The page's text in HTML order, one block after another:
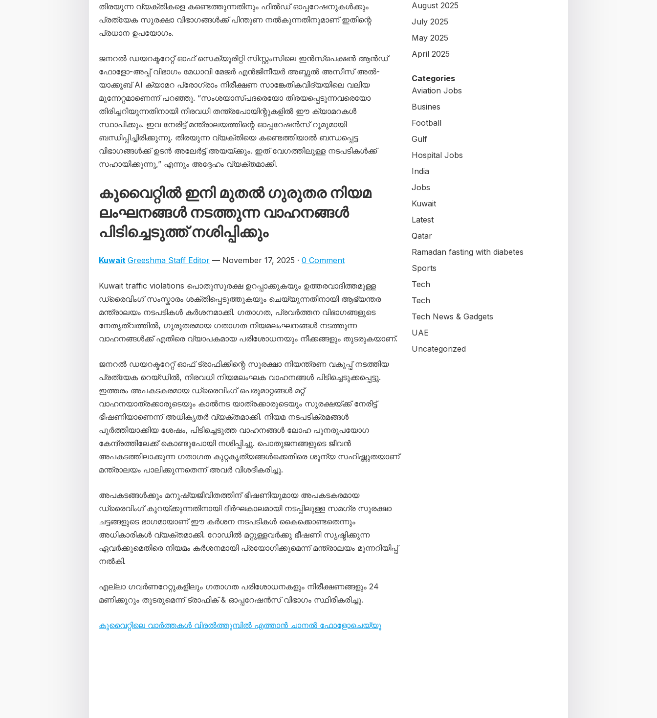
തിരയുന്ന വ്യക്തികളെ കണ്ടെത്തുന്നതിനും ഫീൽഡ് ഓപ്പറേഷനുകൾക്കും
പ്രത്യേക സുരക്ഷാ വിഭാഗങ്ങൾക്ക് പിന്തുണ നൽകുന്നതിനുമാണ് ഇതിന്റെ
പ്രധാന ഉപയോഗം.
ജനറൽ ഡയറക്ടറേറ്റ് ഓഫ് സെക്യൂരിറ്റി സിസ്റ്റംസിലെ ഇൻസ്പെക്ഷൻ ആൻഡ്
ഫോളോ-അപ്പ് വിഭാഗം മേധാവി മേജർ എൻജിനീയർ അബ്ദുൽ അസീസ് അൽ-
യാക്കൂബ് AI ക്യാമറ പ്രോഗ്രാം നിരീക്ഷണ സാങ്കേതികവിദ്യയിലെ വലിയ
മുന്നേറ്റമാണെന്ന് പറഞ്ഞു. “സംശയാസ്പദരെയോ തിരയപ്പെടുന്നവരെയോ
തിരിച്ചറിയുന്നതിനായി നിരവധി തന്ത്രപോയിന്റുകളിൽ ഈ ക്യാമറകൾ
സ്ഥാപിക്കും. ഇവ നേരിട്ട് മന്ത്രാലയത്തിന്റെ ഓപ്പറേഷൻസ് റൂമുമായി
ബന്ധിപ്പിച്ചിരിക്കുന്നു. തിരയുന്ന വ്യക്തിയെ കണ്ടെത്തിയാൽ ബന്ധപ്പെട്ട
വിഭാഗങ്ങൾക്ക് ഉടൻ അലേർട്ട് അയയ്ക്കും. ഇത് വേഗത്തിലുള്ള നടപടികൾക്ക്
സഹായിക്കുന്നു,” എന്നും അദ്ദേഹം വ്യക്തമാക്കി.
കുവൈറ്റിൽ ഇനി മുതൽ ​ഗുരുതര നിയമ
ലംഘനങ്ങൾ നടത്തുന്ന വാഹനങ്ങൾ
പിടിച്ചെടുത്ത് നശിപ്പിക്കും
Kuwait Greeshma Staff Editor — November 17, 2025 · 0 Comment
Kuwait traffic violations പൊതുസുരക്ഷ ഉറപ്പാക്കുകയും ഉത്തരവാദിത്തമുള്ള
ഡ്രൈവിംഗ് സംസ്കാരം ശക്തിപ്പെടുത്തുകയും ചെയ്യുന്നതിനായി ആഭ്യന്തര
മന്ത്രാലയം നടപടികൾ കർശനമാക്കി. ഗതാഗത, പ്രവർത്തന വിഭാഗങ്ങളുടെ
നേതൃത്വത്തിൽ, ഗുരുതരമായ ഗതാഗത നിയമലംഘനങ്ങൾ നടത്തുന്ന
വാഹനങ്ങൾക്ക് എതിരെ വ്യാപകമായ പരിശോധനയും നീക്കങ്ങളും തുടരുകയാണ്.
ജനറൽ ഡയറക്ടറേറ്റ് ഓഫ് ട്രാഫിക്കിന്റെ സുരക്ഷാ നിയന്ത്രണ വകുപ്പ് നടത്തിയ
പ്രത്യേക റെയ്ഡിൽ, നിരവധി നിയമലംഘക വാഹനങ്ങൾ പിടിച്ചെടുക്കപ്പെട്ടു.
ഇത്തരം അപകടകരമായ ഡ്രൈവിംഗ് പെരുമാറ്റങ്ങൾ മറ്റ്
വാഹനയാത്രക്കാരുടെയും കാൽനട യാത്രക്കാരുടെയും സുരക്ഷയ്ക്ക് നേരിട്ട്
ഭീഷണിയാണെന്ന് അധികൃതർ വ്യക്തമാക്കി. നിയമ നടപടിക്രമങ്ങൾ
പൂർത്തിയാക്കിയ ശേഷം, പിടിച്ചെടുത്ത വാഹനങ്ങൾ ലോഹ പുനരുപയോഗ
കേന്ദ്രത്തിലേക്ക് കൊണ്ടുപോയി നശിപ്പിച്ചു. പൊതുജനങ്ങളുടെ ജീവൻ
അപകടത്തിലാക്കുന്ന ഗതാഗത കുറ്റകൃത്യങ്ങൾക്കെതിരെ ശൂന്യ സഹിഷ്ണുതയാണ്
മന്ത്രാലയം പാലിക്കുന്നതെന്ന് അവർ വിശദീകരിച്ചു.
അപകടങ്ങൾക്കും മനുഷ്യജീവിതത്തിന് ഭീഷണിയുമായ അപകടകരമായ
ഡ്രൈവിംഗ് കുറയ്ക്കുന്നതിനായി ദീർഘകാലമായി നടപ്പിലുള്ള സമഗ്ര സുരക്ഷാ
ചട്ടങ്ങളുടെ ഭാഗമായാണ് ഈ കർശന നടപടികൾ കൈക്കൊണ്ടതെന്നും
അധികാരികൾ വ്യക്തമാക്കി. റോഡിൽ മറ്റുള്ളവർക്കു ഭീഷണി സൃഷ്ടിക്കുന്ന
ഏവർക്കുമെതിരെ നിയമം കർശനമായി പ്രയോഗിക്കുമെന്ന് മന്ത്രാലയം മുന്നറിയിപ്പ്
നൽകി.
എല്ലാ ഗവർണറേറ്റുകളിലും ഗതാഗത പരിശോധനകളും നിരീക്ഷണങ്ങളും 24
മണിക്കൂറും തുടരുമെന്ന് ട്രാഫിക് & ഓപ്പറേഷൻസ് വിഭാഗം സ്ഥിരീകരിച്ചു.
കുവൈറ്റിലെ വാർത്തകൾ വിരൽത്തുമ്പിൽ എത്താൻ ചാനൽ ഫോളോചെയ്യൂ
August 2025
July 2025
May 2025
April 2025
Categories
Aviation Jobs
Busines
Football
Gulf
Hospital Jobs
India
Jobs
Kuwait
Latest
Qatar
Ramadan fasting with diabetes
Sports
Tech
Tech
Tech News & Gadgets
UAE
Uncategorized